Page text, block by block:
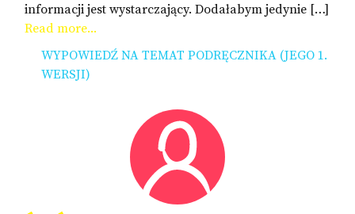
informacji jest wystarczający. Dodałabym jedynie […]
Read more...
WYPOWIEDŹ NA TEMAT PODRĘCZNIKA (JEGO 1.
WERSJI)